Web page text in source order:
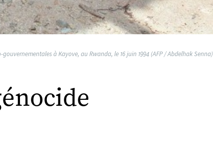
à Kayove, au Rwanda, le 16 juin 1994 (AFP / Abdelhak Senna)